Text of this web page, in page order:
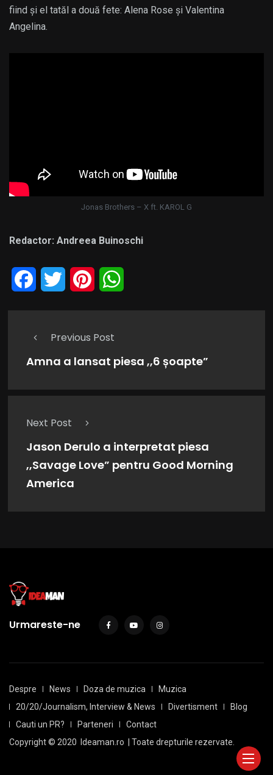
fiind și el tatăl a două fete: Alena Rose și Valentina
Angelina.
Jonas Brothers – X ft. KAROL G
Redactor: Andreea Buinoschi
Facebook
Twitter Pinterest
Previous Post
Amna a lansat piesa ,,6 șoapte”
Next Post
Jason Derulo a interpretat piesa
,,Savage Love” pentru Good Morning
America
Urmareste-ne
Despre News Doza de muzica
Muzica
20/20/Journalism, Interview & News
Divertisment
Blog
Cauti un PR?
Parteneri
Contact
Copyright © 2020
Ideaman.ro | Toate drepturile rezervate.